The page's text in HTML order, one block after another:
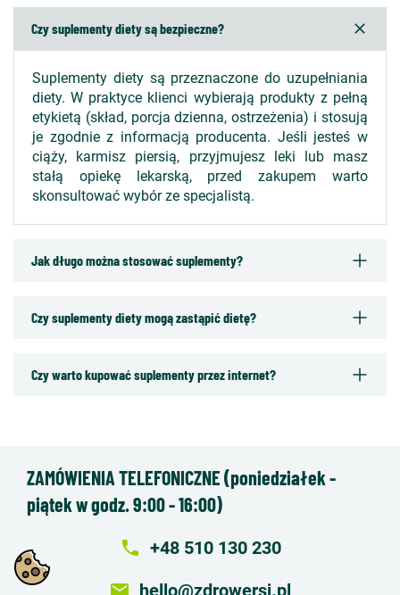
Czy suplementy diety są bezpieczne?
Suplementy diety są przeznaczone do uzupełniania
diety. W praktyce klienci wybierają produkty z pełną
etykietą (skład, porcja dzienna, ostrzeżenia) i stosują
je zgodnie z informacją producenta. Jeśli jesteś w
ciąży, karmisz piersią, przyjmujesz leki lub masz
stałą opiekę lekarską, przed zakupem warto
skonsultować wybór ze specjalistą.
Jak długo można stosować suplementy?
Czy suplementy diety mogą zastąpić dietę?
Czy warto kupować suplementy przez internet?
ZAMÓWIENIA TELEFONICZNE (poniedziałek -
piątek w godz. 9:00 - 16:00)
local_phone +48 510 130 230
email hello@zdrowersi.pl